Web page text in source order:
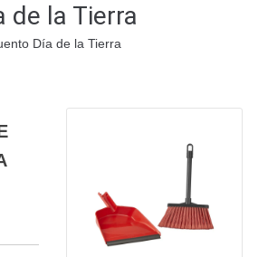
de la Tierra
Día de la Tierra